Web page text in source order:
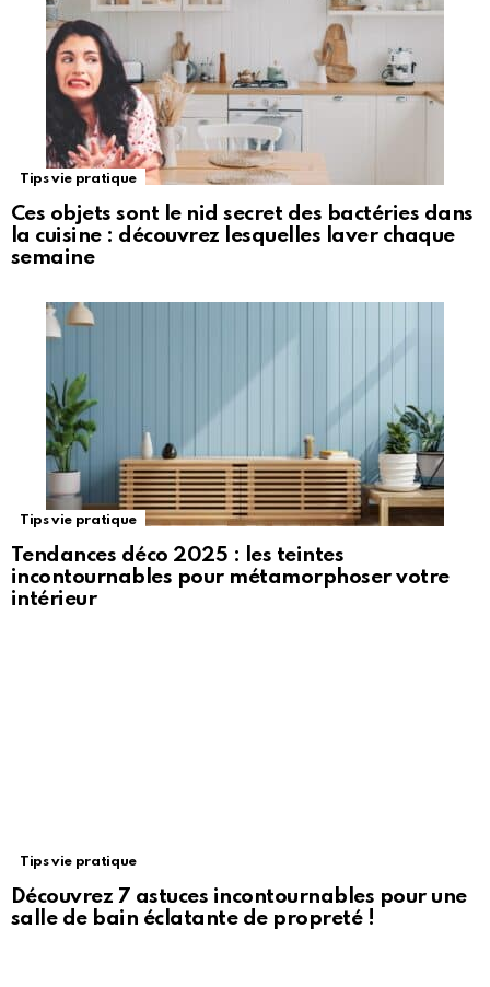
Tips vie pratique
Ces objets sont le nid secret des bactéries dans
la cuisine : découvrez lesquelles laver chaque
semaine
Tips vie pratique
Tendances déco 2025 : les teintes
incontournables pour métamorphoser votre
intérieur
Tips vie pratique
Découvrez 7 astuces incontournables pour une
salle de bain éclatante de propreté !